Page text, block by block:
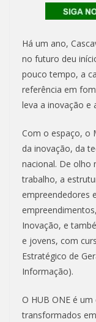
Há um ano,
no futuro deu
pouco tempo, a
referência em
leva a inovação e
Com o espaço, o
da inovação, da
nacional. De olho
trabalho, a
empreendedores
Inovação, e
e jovens, com
Estratégico de
Informação).
O HUB ONE é
transformados